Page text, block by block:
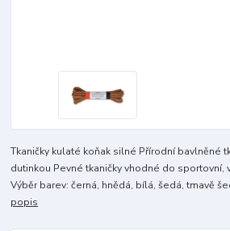
Tkaničky kulaté koňak silné Přírodní bavlněné
dutinkou Pevné tkaničky vhodné do sportovní,
Výběr barev: černá, hnědá, bílá, šedá, tmavě
popis